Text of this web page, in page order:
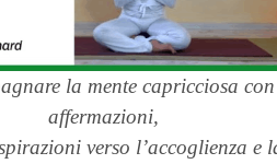
la mente capricciosa con
affermazioni,
verso l’accoglienza e